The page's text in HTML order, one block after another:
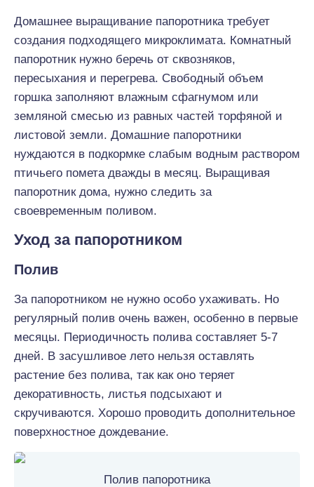
Домашнее выращивание папоротника требует
создания подходящего микроклимата. Комнатный
папоротник нужно беречь от сквозняков,
пересыхания и перегрева. Свободный объем
горшка заполняют влажным сфагнумом или
земляной смесью из равных частей торфяной и
листовой земли. Домашние папоротники
нуждаются в подкормке слабым водным раствором
птичьего помета дважды в месяц. Выращивая
папоротник дома, нужно следить за
своевременным поливом.
Уход за папоротником
Полив
За папоротником не нужно особо ухаживать. Но
регулярный полив очень важен, особенно в первые
месяцы. Периодичность полива составляет 5-7
дней. В засушливое лето нельзя оставлять
растение без полива, так как оно теряет
декоративность, листья подсыхают и
скручиваются. Хорошо проводить дополнительное
поверхностное дождевание.
Полив папоротника